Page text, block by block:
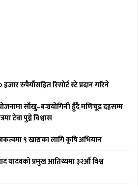
रुपैयाँसहित रिसोर्ट स्टे प्रदान गरिने
साँखु–बज्रयोगिनी हुँदै मणिचूड दहसम्म
टेवा पुग्ने विश्वास
९ खाद्यका लागि कृषि अभियान
यादवको प्रमुख आतिथ्यमा ३२औं विश्व